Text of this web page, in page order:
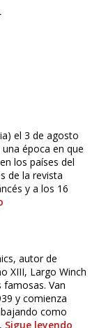
el 3 de agosto
época en que
los países del
de la revista
y a los 16
autor de
XIII, Largo Winch
Van
y comienza
como
Sigue leyendo